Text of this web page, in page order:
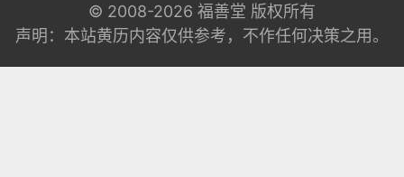
© 2008-2026 福善堂 版权所有
声明：本站黄历内容仅供参考，不作任何决策之用。